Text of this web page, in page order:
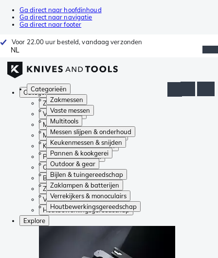
Ga direct naar hoofdinhoud
Ga direct naar navigatie
Ga direct naar footer
Voor 22.00 uur besteld, vandaag verzonden
NL
Categorieën
Zakmessen
Vaste messen
Multitools
Messen slijpen & onderhoud
Keukenmessen & snijden
Pannen & kookgerei
Outdoor & gear
Bijlen & tuingereedschap
Zaklampen & batterijen
Verrekijkers & monoculairs
Houtbewerkingsgereedschap
Categorieën
Zakmessen
Vaste messen
Multitools
Messen slijpen & onderhoud
Keukenmessen & snijden
Pannen & kookgerei
Outdoor & gear
Bijlen & tuingereedschap
Zaklampen & batterijen
Verrekijkers & monoculairs
Houtbewerkingsgereedschap
Explore